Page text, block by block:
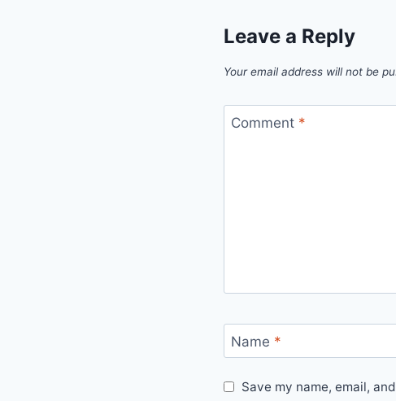
Leave a Reply
Your email address will not be
Comment *
Name *
Save my name, email,